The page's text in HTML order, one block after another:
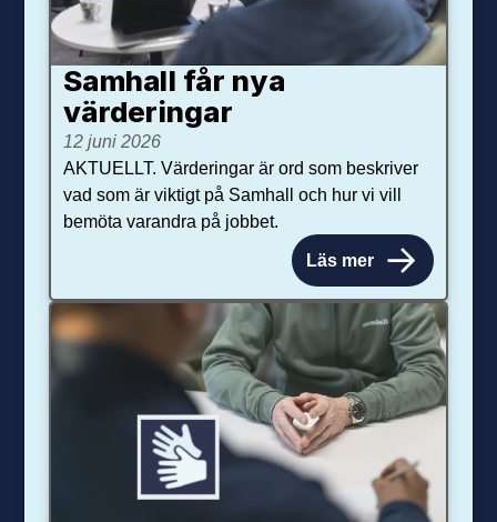
Samhall får nya
värdering­ar
12 juni 2026
AKTUELLT. Värderingar är ord som beskriver
vad som är viktigt på Samhall och hur vi vill
bemöta varandra på jobbet.
Läs mer